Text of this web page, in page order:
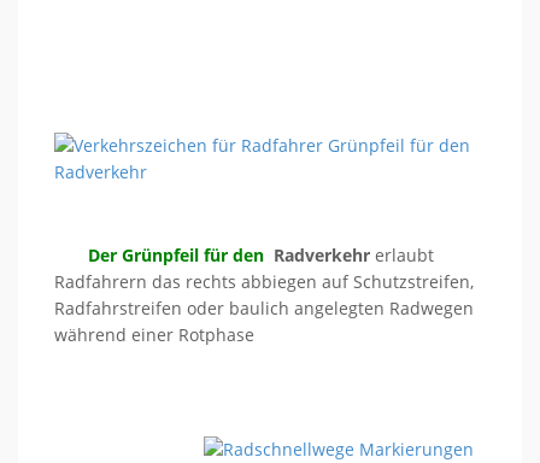
Der Grünpfeil für den Radverkehr erlaubt
Radfahrern das rechts abbiegen auf Schutzstreifen,
Radfahrstreifen oder baulich angelegten Radwegen
während einer Rotphase